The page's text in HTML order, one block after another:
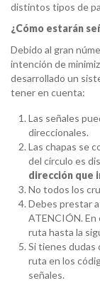
distintos tipos de
¿Cómo estarán
Debido al gran
intención de
desarrollado un
tener en cuenta:
Las señales
direccionales.
Las chapas se
del círculo es
dirección que
No todos los
Debes prestar
ATENCIÓN. En
ruta hasta la
Si tienes dudas
ruta en los
señales.